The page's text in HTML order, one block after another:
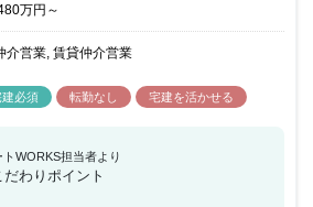
万円 ～
介営業, 賃貸仲介営業
建必須 転勤なし 宅建を活かせる
WORKS担当者より
だわりポイント